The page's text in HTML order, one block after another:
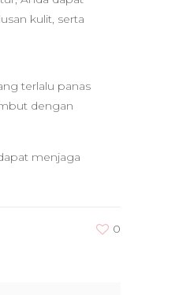
kulit, serta
terlalu panas
dengan
menjaga
0